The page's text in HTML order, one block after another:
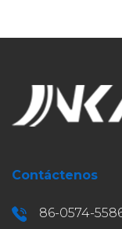
Contáctenos
86-0574-